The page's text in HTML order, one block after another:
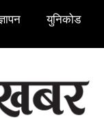
युनिकोड